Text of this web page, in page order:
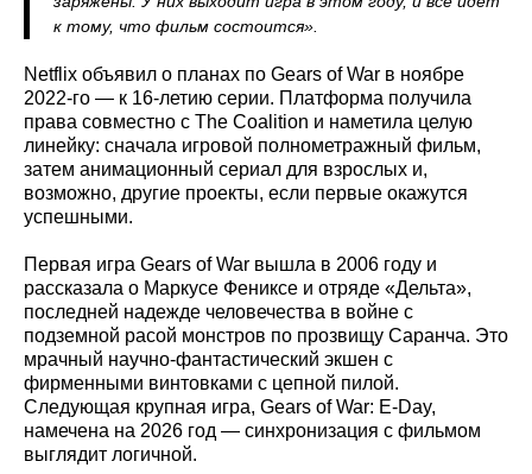
к тому, что фильм состоится».
Netflix объявил о планах по Gears of War в ноябре
2022‑го — к 16‑летию серии. Платформа получила
права совместно с The Coalition и наметила целую
линейку: сначала игровой полнометражный фильм,
затем анимационный сериал для взрослых и,
возможно, другие проекты, если первые окажутся
успешными.
Первая игра Gears of War вышла в 2006 году и
рассказала о Маркусе Фениксе и отряде «Дельта»,
последней надежде человечества в войне с
подземной расой монстров по прозвищу Саранча. Это
мрачный научно‑фантастический экшен с
фирменными винтовками с цепной пилой.
Следующая крупная игра, Gears of War: E‑Day,
намечена на 2026 год — синхронизация с фильмом
выглядит логичной.